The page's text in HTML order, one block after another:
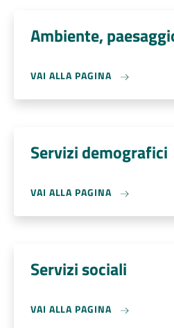
Ambiente,
VAI ALLA PAGINA
Servizi demografici
VAI ALLA PAGINA
Servizi sociali
VAI ALLA PAGINA